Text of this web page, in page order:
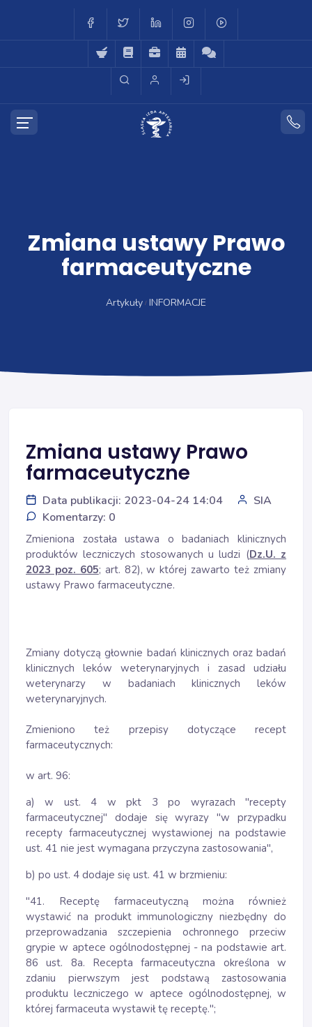
Zmiana ustawy Prawo
farmaceutyczne
Artykuły INFORMACJE
Zmiana ustawy Prawo
farmaceutyczne
Data publikacji: 2023-04-24 14:04
SIA
Komentarzy: 0
Zmieniona została ustawa o badaniach klinicznych
produktów leczniczych stosowanych u ludzi (Dz.U. z
2023 poz. 605; art. 82), w której zawarto też zmiany
ustawy Prawo farmaceutyczne.
Zmiany dotyczą głownie badań klinicznych oraz badań
klinicznych leków weterynaryjnych i zasad udziału
weterynarzy w badaniach klinicznych leków
weterynaryjnych.
Zmieniono też przepisy dotyczące recept
farmaceutycznych:
w art. 96:
a) w ust. 4 w pkt 3 po wyrazach "recepty
farmaceutycznej" dodaje się wyrazy "w przypadku
recepty farmaceutycznej wystawionej na podstawie
ust. 41 nie jest wymagana przyczyna zastosowania",
b) po ust. 4 dodaje się ust. 41 w brzmieniu:
"41. Receptę farmaceutyczną można również
wystawić na produkt immunologiczny niezbędny do
przeprowadzania szczepienia ochronnego przeciw
grypie w aptece ogólnodostępnej - na podstawie art.
86 ust. 8a. Recepta farmaceutyczna określona w
zdaniu pierwszym jest podstawą zastosowania
produktu leczniczego w aptece ogólnodostępnej, w
której farmaceuta wystawił tę receptę.";